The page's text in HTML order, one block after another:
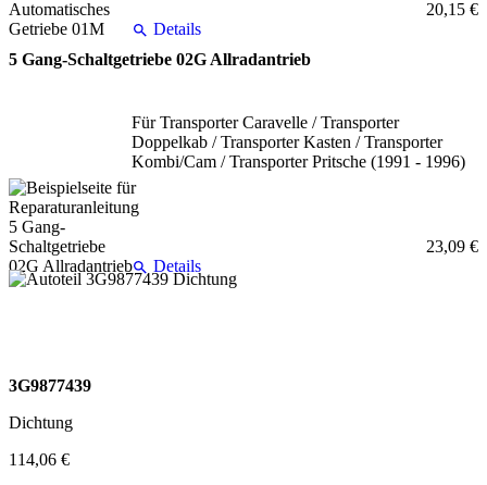
20,15 €
Details
5 Gang-Schaltgetriebe 02G Allradantrieb
Für Transporter Caravelle / Transporter
Doppelkab / Transporter Kasten / Transporter
Kombi/Cam / Transporter Pritsche (1991 - 1996)
23,09 €
Details
3G9877439
Dichtung
114,06 €